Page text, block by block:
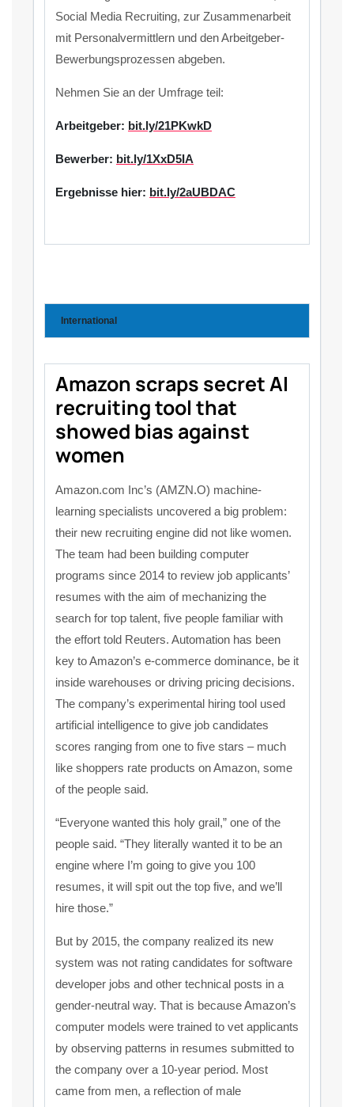
Social Media Recruiting, zur Zusammenarbeit
mit Personalvermittlern und den Arbeitgeber-
Bewerbungsprozessen abgeben.
Nehmen Sie an der Umfrage teil:
Arbeitgeber: bit.ly/21PKwkD
Bewerber: bit.ly/1XxD5IA
Ergebnisse hier: bit.ly/2aUBDAC
International
Amazon scraps secret AI
recruiting tool that
showed bias against
women
Amazon.com Inc’s (AMZN.O) machine-
learning specialists uncovered a big problem:
their new recruiting engine did not like women.
The team had been building computer
programs since 2014 to review job applicants’
resumes with the aim of mechanizing the
search for top talent, five people familiar with
the effort told Reuters. Automation has been
key to Amazon’s e-commerce dominance, be it
inside warehouses or driving pricing decisions.
The company’s experimental hiring tool used
artificial intelligence to give job candidates
scores ranging from one to five stars – much
like shoppers rate products on Amazon, some
of the people said.
“Everyone wanted this holy grail,” one of the
people said. “They literally wanted it to be an
engine where I’m going to give you 100
resumes, it will spit out the top five, and we’ll
hire those.”
But by 2015, the company realized its new
system was not rating candidates for software
developer jobs and other technical posts in a
gender-neutral way. That is because Amazon’s
computer models were trained to vet applicants
by observing patterns in resumes submitted to
the company over a 10-year period. Most
came from men, a reflection of male